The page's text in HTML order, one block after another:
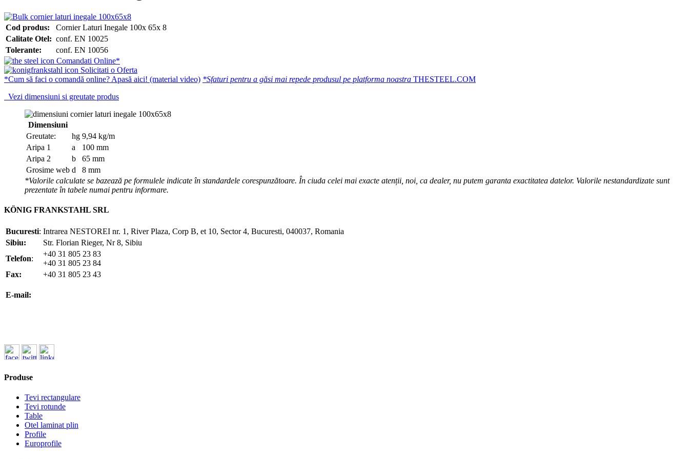
Cod produs:
Cornier Laturi Inegale 100x 65x 8
Calitate Otel: conf. EN 10025
Tolerante:
conf. EN 10056
Comandati Online*
Solicitati o Oferta
*Cum să faci o comandă online? Apasă aici! (material video) *Sfaturi pentru a găsi mai repede produsul pe platforma noastra THESTEEL.COM
Vezi dimensiuni si greutate produs
Dimensiuni
Greutate:
hg 9,94 kg/m
Aripa 1
a
100 mm
Aripa 2
b
65 mm
Grosime web d
8 mm
*Valorile calculate se bazează pe formulele indicate în standardele corespunzătoare. În ciuda celei mai exacte atenții, noi, ca dealer, nu putem garanta exactitatea datelor. Valorile nestandardizate sunt
prezentate în tabele numai pentru informare.
KÖNIG FRANKSTAHL SRL
Bucuresti: Intrarea NESTOREI nr. 1, River Plaza, Corp B, et 10, Sector 4, Bucuresti, 040037, Romania
Sibiu:
Str. Florian Rieger, Nr 8, Sibiu
Telefon:
+40 31 805 23 83
+40 31 805 23 84
Fax:
+40 31 805 23 43
E-mail:
Produse
Tevi rectangulare
Tevi rotunde
Table
Otel laminat plin
Profile
Europrofile